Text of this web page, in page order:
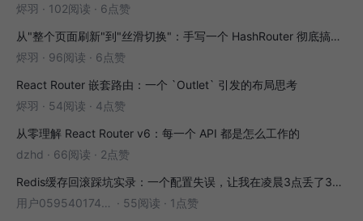
烬羽 · 102阅读 · 6点赞
从"整个页面刷新"到"丝滑切换"：手写一个 HashRouter 彻底搞懂前端路由
烬羽 · 96阅读 · 6点赞
React Router 嵌套路由：一个 `Outlet` 引发的布局思考
烬羽 · 54阅读 · 4点赞
从零理解 React Router v6：每一个 API 都是怎么工作的
dzhd · 66阅读 · 2点赞
Redis缓存回滚踩坑实录：一个配置失误，让我在凌晨3点丢了3000条数据
用户05954017446 · 55阅读 · 1点赞